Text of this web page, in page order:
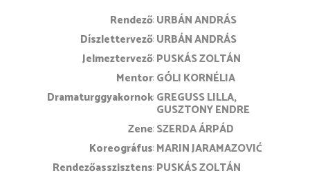
rendező URBÁN ANDRÁS
díszlettervező URBÁN ANDRÁS
jelmeztervező PUSKÁS ZOLTÁN
mentor GÓLI KORNÉLIA
Dramaturggyakornok GREGUSS LILLA
GUSZTONY ENDRE
zene SZERDA ÁRPÁD
koreográfus MARIN JARAMAZOVIĆ
rendezőasszisztens PUSKÁS ZOLTÁN